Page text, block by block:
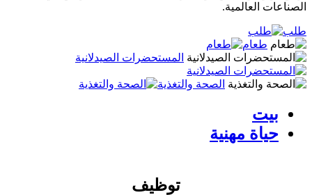
الصناعات العالمية.
طلب
طعام
المستحضرات الصيدلانية
الصحة والتغذية
بيت
حياة مهنية
توظيف